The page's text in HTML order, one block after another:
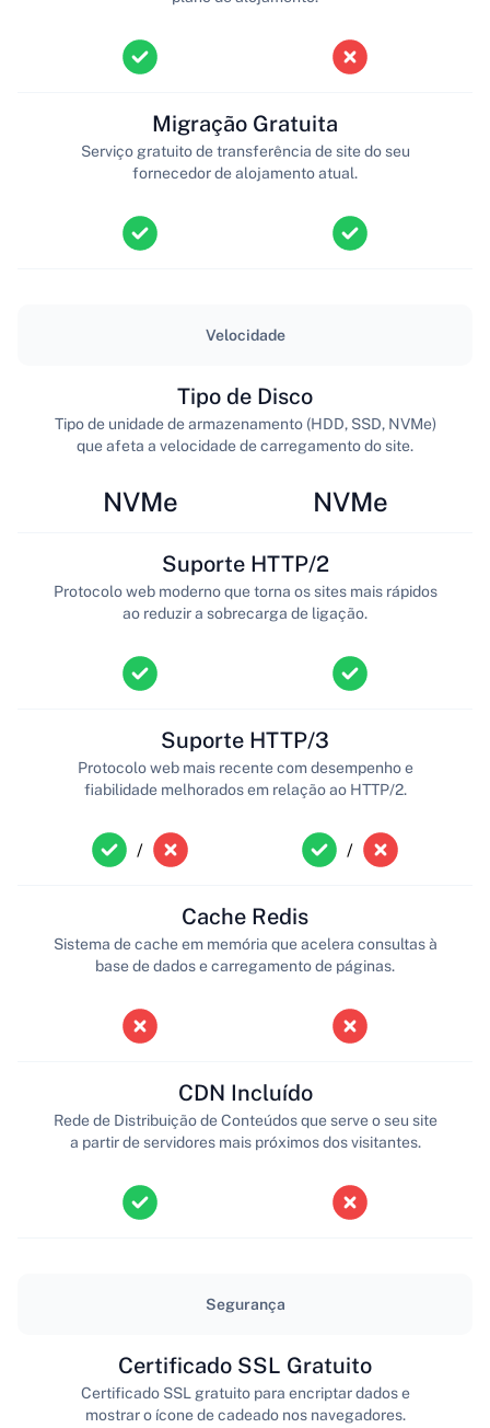
Migração Gratuita
Serviço gratuito de transferência de site do seu
fornecedor de alojamento atual.
Velocidade
NVMe
Tipo de Disco
Tipo de unidade de armazenamento (HDD, SSD, NVMe)
que afeta a velocidade de carregamento do site.
NVMe
Suporte HTTP/2
Protocolo web moderno que torna os sites mais rápidos
ao reduzir a sobrecarga de ligação.
/
Suporte HTTP/3
Protocolo web mais recente com desempenho e
fiabilidade melhorados em relação ao HTTP/2.
/
Cache Redis
Sistema de cache em memória que acelera consultas à
base de dados e carregamento de páginas.
CDN Incluído
Rede de Distribuição de Conteúdos que serve o seu site
a partir de servidores mais próximos dos visitantes.
Segurança
Certificado SSL Gratuito
Certificado SSL gratuito para encriptar dados e
mostrar o ícone de cadeado nos navegadores.